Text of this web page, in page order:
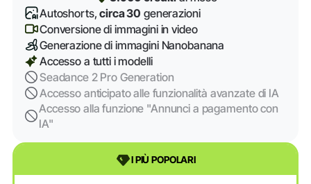
Autoshorts,circa 30 generazioni
Conversione di immagini in video
Generazione di immagini Nanobanana
Accesso a tutti i modelli
Seadance 2 Pro Generation
Accesso anticipato alle funzionalità avanzate di IA
Accesso alla funzione "Annunci a pagamento con
IA"
I PIÙ POPOLARI